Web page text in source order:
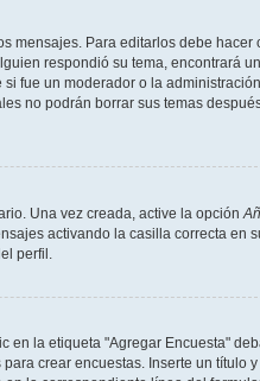
mensajes. Para editarlos debe hacer
respondió su tema, encontrará
fue un moderador o la
no podrán borrar sus temas
Una vez creada, active la opción
activando la casilla correcta en
perfil.
en la etiqueta "Agregar Encuesta"
crear encuestas. Inserte un título